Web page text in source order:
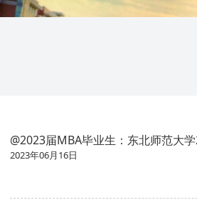
@2023届MBA毕业生：东北师范大
2023年06月16日